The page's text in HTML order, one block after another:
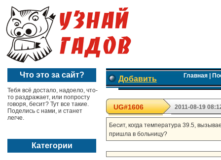
Что это за сайт?
Тебя всё достало, надоело, что-
то раздражает, или попросту
говоря, бесит? Тут все такие.
Поделись с нами, и станет
легче.
Категории
Добавить Главная|
UG#1606 2011-08-19
Бесит, когда температура 39.5,
пришла в больницу?